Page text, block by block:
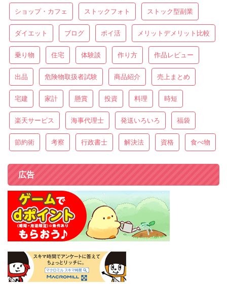
ショップ・カフェ ストックフォト ストック型副業
ダイエット ブログ ポイ活 メリットデメリット比較
乗り物 住宅 体験談 作り方 作品レビュー
出品 危険物取扱者試験 商品紹介 売上まとめ
宅建 家計 懸賞 投資 料理 時短
楽天サービス 海事代理士 発送いろいろ 福袋
節約術 考察 行政書士 解決法 資格 食べ物
広告